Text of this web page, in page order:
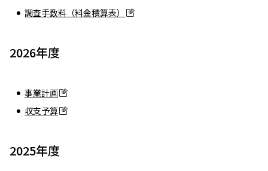
調査手数料（料金積算表）
2026年度
事業計画
収支予算
2025年度